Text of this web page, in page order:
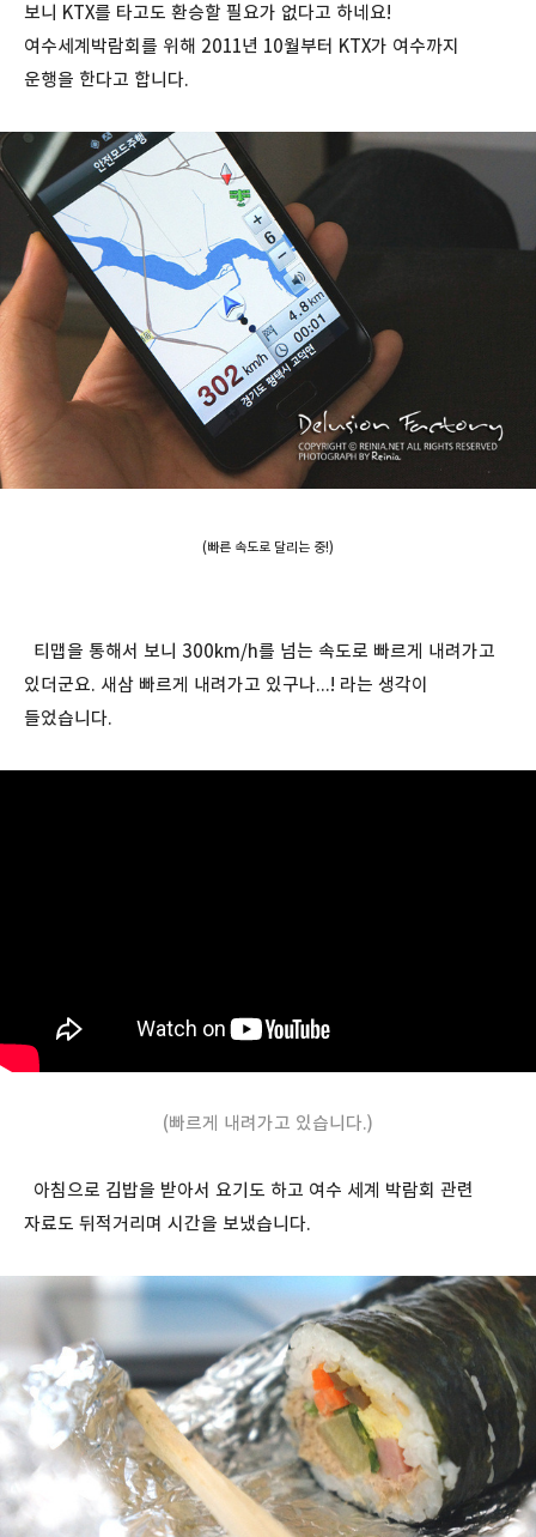
보니 KTX를 타고도 환승할 필요가 없다고 하네요!
여수세계박람회를 위해 2011년 10월부터 KTX가 여수까지
운행을 한다고 합니다.
(빠른 속도로 달리는 중!)
티맵을 통해서 보니 300km/h를 넘는 속도로 빠르게 내려가고
있더군요. 새삼 빠르게 내려가고 있구나...! 라는 생각이
들었습니다.
(빠르게 내려가고 있습니다.)
아침으로 김밥을 받아서 요기도 하고 여수 세계 박람회 관련
자료도 뒤적거리며 시간을 보냈습니다.